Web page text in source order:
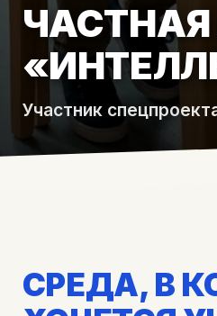
Участник
СРЕДА, В